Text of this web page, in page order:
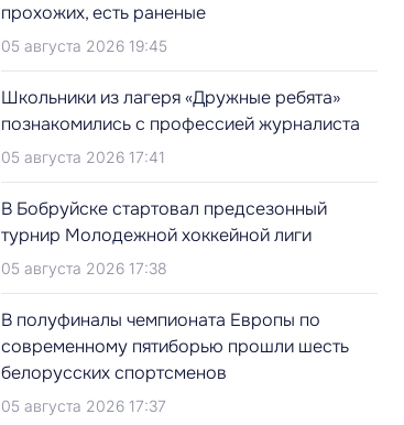
прохожих, есть раненые
05 августа 2026 19:45
Школьники из лагеря «Дружные ребята»
познакомились с профессией журналиста
05 августа 2026 17:41
В Бобруйске стартовал предсезонный
турнир Молодежной хоккейной лиги
05 августа 2026 17:38
В полуфиналы чемпионата Европы по
современному пятиборью прошли шесть
белорусских спортсменов
05 августа 2026 17:37